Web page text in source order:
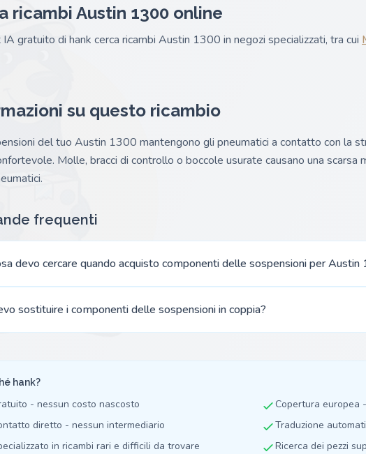
ricambi Austin 1300 online
gratuito di hank cerca ricambi Austin 1300 in negozi specializzati, tra cui
su questo ricambio
del tuo Austin 1300 mantengono gli pneumatici a contatto con la
Molle, bracci di controllo o boccole usurate causano una scarsa
frequenti
devo cercare quando acquisto componenti delle sospensioni per Austin
sostituire i componenti delle sospensioni in coppia?
hank?
- nessun costo nascosto
Copertura europea
diretto - nessun intermediario
Traduzione
in ricambi rari e difficili da trovare
Ricerca dei pezzi